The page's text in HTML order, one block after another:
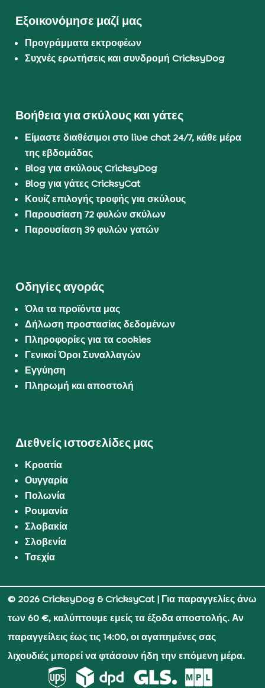
Εξοικονόμησε μαζί μας
Προγράμματα εκτροφέων
Συχνές ερωτήσεις και συνδρομή CricksyDog
Βοήθεια για σκύλους και γάτες
Είμαστε διαθέσιμοι στο live chat 24/7, κάθε μέρα
της εβδομάδας
Blog για σκύλους CricksyDog
Blog για γάτες CricksyCat
Κουίζ επιλογής τροφής για σκύλους
Παρουσίαση 72 φυλών σκύλων
Παρουσίαση 39 φυλών γατών
Οδηγίες αγοράς
Όλα τα προϊόντα μας
Δήλωση προστασίας δεδομένων
Πληροφορίες για τα cookies
Γενικοί Όροι Συναλλαγών
Εγγύηση
Πληρωμή και αποστολή
Διεθνείς ιστοσελίδες μας
Κροατία
Ουγγαρία
Πολωνία
Ρουμανία
Σλοβακία
Σλοβενία
Τσεχία
© 2026 CricksyDog & CricksyCat| Για παραγγελίες άνω
των 60 €, καλύπτουμε εμείς τα έξοδα αποστολής. Αν
παραγγείλεις έως τις 14:00, οι αγαπημένες σας
λιχουδιές μπορεί να φτάσουν ήδη την επόμενη μέρα.